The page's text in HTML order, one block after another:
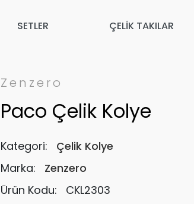
SETLER ÇELİK TAKILAR
Zenzero
Paco Çelik Kolye
Kategori:
Çelik Kolye
Marka:
Zenzero
Ürün Kodu:
CKL2303